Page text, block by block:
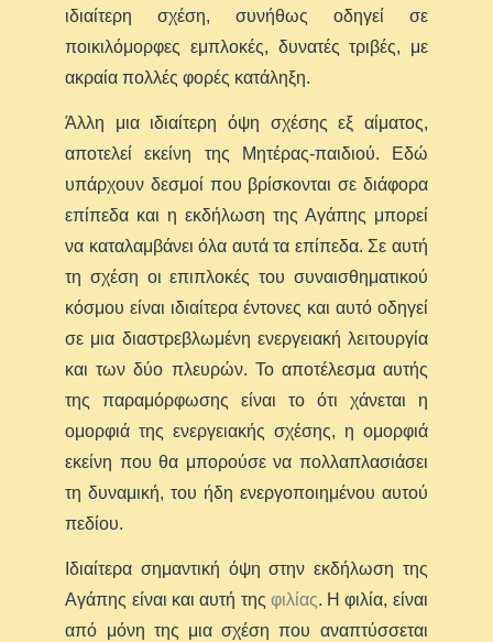
ιδιαίτερη σχέση, συνήθως οδηγεί σε
ποικιλόμορφες εμπλοκές, δυνατές τριβές, με
ακραία πολλές φορές κατάληξη.
Άλλη μια ιδιαίτερη όψη σχέσης εξ αίματος,
αποτελεί εκείνη της Μητέρας-παιδιού. Εδώ
υπάρχουν δεσμοί που βρίσκονται σε διάφορα
επίπεδα και η εκδήλωση της Αγάπης μπορεί
να καταλαμβάνει όλα αυτά τα επίπεδα. Σε αυτή
τη σχέση οι επιπλοκές του συναισθηματικού
κόσμου είναι ιδιαίτερα έντονες και αυτό οδηγεί
σε μια διαστρεβλωμένη ενεργειακή λειτουργία
και των δύο πλευρών. Το αποτέλεσμα αυτής
της παραμόρφωσης είναι το ότι χάνεται η
ομορφιά της ενεργειακής σχέσης, η ομορφιά
εκείνη που θα μπορούσε να πολλαπλασιάσει
τη δυναμική, του ήδη ενεργοποιημένου αυτού
πεδίου.
Ιδιαίτερα σημαντική όψη στην εκδήλωση της
Αγάπης είναι και αυτή της φιλίας. Η φιλία, είναι
από μόνη της μια σχέση που αναπτύσσεται